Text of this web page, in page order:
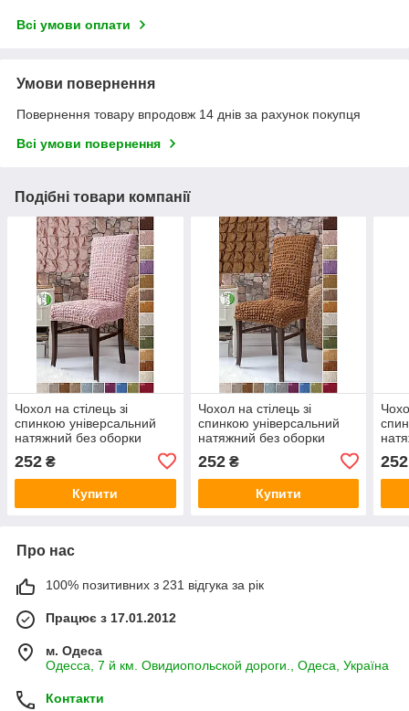
Всі умови оплати
Умови повернення
Повернення товару впродовж 14 днів за рахунок покупця
Всі умови повернення
Подібні товари компанії
Чохол на стілець зі
спинкою універсальний
натяжний без оборки
Venera Туреччина пудра
252 ₴
Купити
Чохол на стілець зі
спинкою універсальний
натяжний без оборки
Venera Туреччина темно-
бежевий
252₴
Купити
252
Про нас
100% позитивних з 231 відгука за рік
Працює з 17.01.2012
м. Одеса
Одесса, 7 й км. Овидиопольской дороги., Одеса, Україна
Контакти